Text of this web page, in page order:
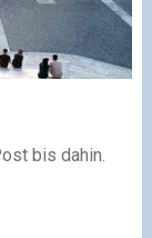
bis dahin.